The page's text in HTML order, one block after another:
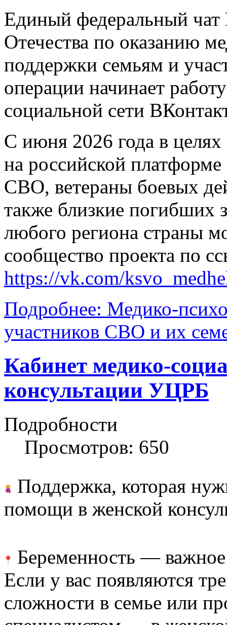
Единый федеральный чат
Отечества по оказанию
поддержки семьям и
операции начинает
социальной сети
С июня 2026 года в целях
на российской
СВО, ветераны боевых
также близкие погибших
любого региона страны
сообщество проекта по
https://vk.com/
Подробнее: Медико-
участников СВО и их
Кабинет
консультации УЦРБ
Подробности
Просмотров: 650
Поддержка, которая
помощи в женской
Беременность —
Если у вас появляются
сложности в семье или